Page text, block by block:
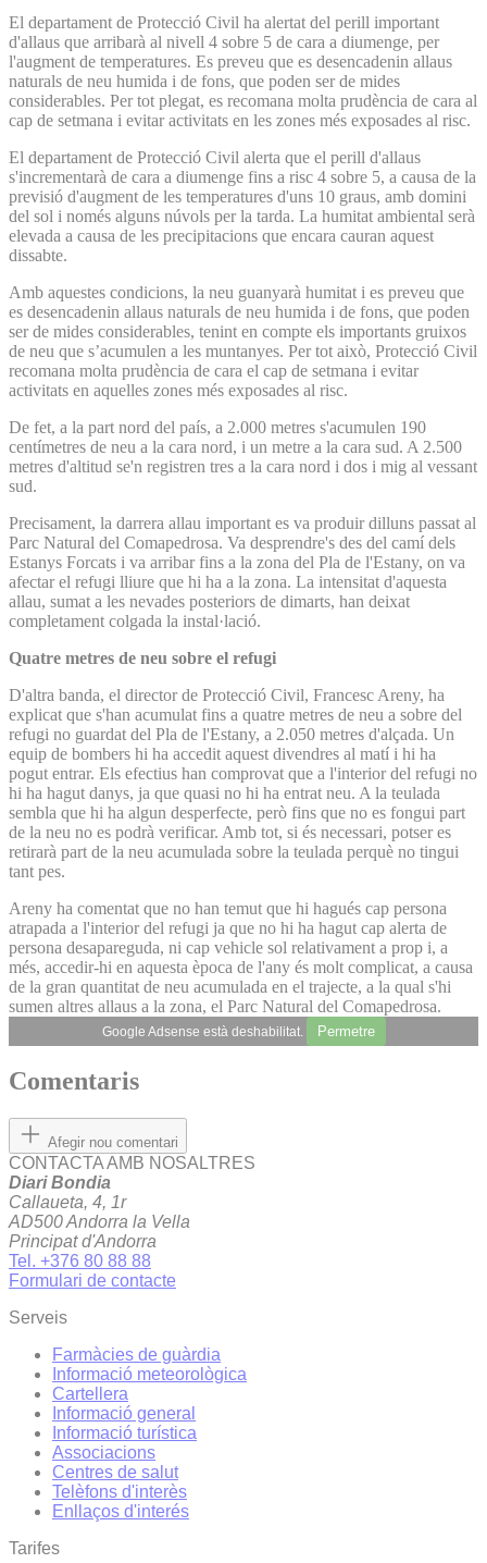
El departament de Protecció Civil ha alertat del perill important
d'allaus que arribarà al nivell 4 sobre 5 de cara a diumenge, per
l'augment de temperatures. Es preveu que es desencadenin allaus
naturals de neu humida i de fons, que poden ser de mides
considerables. Per tot plegat, es recomana molta prudència de cara al
cap de setmana i evitar activitats en les zones més exposades al risc.
El departament de Protecció Civil alerta que el perill d'allaus
s'incrementarà de cara a diumenge fins a risc 4 sobre 5, a causa de la
previsió d'augment de les temperatures d'uns 10 graus, amb domini
del sol i només alguns núvols per la tarda. La humitat ambiental serà
elevada a causa de les precipitacions que encara cauran aquest
dissabte.
Amb aquestes condicions, la neu guanyarà humitat i es preveu que
es desencadenin allaus naturals de neu humida i de fons, que poden
ser de mides considerables, tenint en compte els importants gruixos
de neu que s’acumulen a les muntanyes. Per tot això, Protecció Civil
recomana molta prudència de cara el cap de setmana i evitar
activitats en aquelles zones més exposades al risc.
De fet, a la part nord del país, a 2.000 metres s'acumulen 190
centímetres de neu a la cara nord, i un metre a la cara sud. A 2.500
metres d'altitud se'n registren tres a la cara nord i dos i mig al vessant
sud.
Precisament, la darrera allau important es va produir dilluns passat al
Parc Natural del Comapedrosa. Va desprendre's des del camí dels
Estanys Forcats i va arribar fins a la zona del Pla de l'Estany, on va
afectar el refugi lliure que hi ha a la zona. La intensitat d'aquesta
allau, sumat a les nevades posteriors de dimarts, han deixat
completament colgada la instal·lació.
Quatre metres de neu sobre el refugi
D'altra banda, el director de Protecció Civil, Francesc Areny, ha
explicat que s'han acumulat fins a quatre metres de neu a sobre del
refugi no guardat del Pla de l'Estany, a 2.050 metres d'alçada. Un
equip de bombers hi ha accedit aquest divendres al matí i hi ha
pogut entrar. Els efectius han comprovat que a l'interior del refugi no
hi ha hagut danys, ja que quasi no hi ha entrat neu. A la teulada
sembla que hi ha algun desperfecte, però fins que no es fongui part
de la neu no es podrà verificar. Amb tot, si és necessari, potser es
retirarà part de la neu acumulada sobre la teulada perquè no tingui
tant pes.
Areny ha comentat que no han temut que hi hagués cap persona
atrapada a l'interior del refugi ja que no hi ha hagut cap alerta de
persona desapareguda, ni cap vehicle sol relativament a prop i, a
més, accedir-hi en aquesta època de l'any és molt complicat, a causa
de la gran quantitat de neu acumulada en el trajecte, a la qual s'hi
sumen altres allaus a la zona, el Parc Natural del Comapedrosa.
Google Adsense està deshabilitat. Permetre
Comentaris
Afegir nou comentari
CONTACTA AMB NOSALTRES
Diari Bondia
Callaueta, 4, 1r
AD500 Andorra la Vella
Principat d'Andorra
Tel. +376 80 88 88
Formulari de contacte
Serveis
Farmàcies de guàrdia
Informació meteorològica
Cartellera
Informació general
Informació turística
Associacions
Centres de salut
Telèfons d'interès
Enllaços d'interés
Tarifes